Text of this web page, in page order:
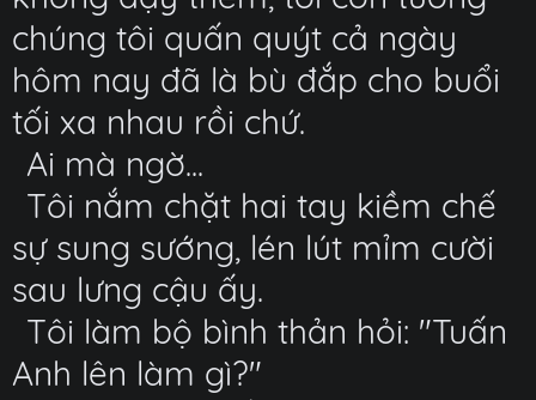
chúng tôi quấn quýt cả ngày
hôm nay đã là bù đắp cho buổi
tối xa nhau rồi chứ.
Ai mà ngờ...
Tôi nắm chặt hai tay kiềm chế
sự sung sướng, lén lút mỉm cười
sau lưng cậu ấy.
Tôi làm bộ bình thản hỏi: "Tuấn
Anh lên làm gì?"